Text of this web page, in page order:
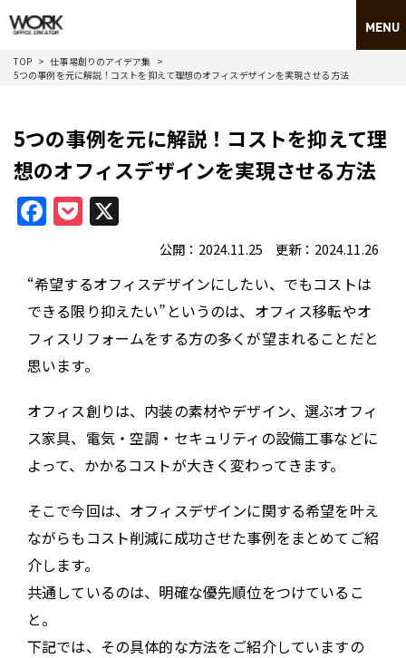
TOP
仕事場創りのアイデア集
5つの事例を元に解説！コストを抑えて理想のオフィスデザインを実現させる方法
5つの事例を元に解説！コストを抑えて理
想のオフィスデザインを実現させる方法
Facebook
Pocket
公開：2024.11.25 更新：2024.11.26
“希望するオフィスデザインにしたい、でもコストは
できる限り抑えたい”というのは、オフィス移転やオ
フィスリフォームをする方の多くが望まれることだと
思います。
オフィス創りは、内装の素材やデザイン、選ぶオフィ
ス家具、電気・空調・セキュリティの設備工事などに
よって、かかるコストが大きく変わってきます。
そこで今回は、オフィスデザインに関する希望を叶え
ながらもコスト削減に成功させた事例をまとめてご紹
介します。
共通しているのは、明確な優先順位をつけているこ
と。
下記では、その具体的な方法をご紹介していますの